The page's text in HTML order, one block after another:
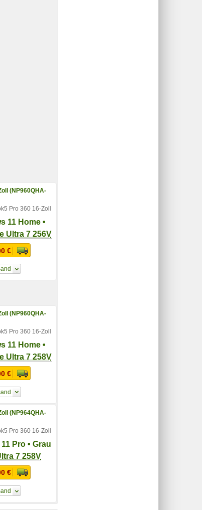
Pro 360 16-Zoll
11 Home •
Ultra 7 256V
€
Pro 360 16-Zoll
11 Home •
Ultra 7 258V
€
Pro 360 16-Zoll
Pro • Grau
7 258V
€